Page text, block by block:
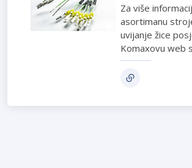
Za više
asortimanu
uvijanje žice
Komaxovu web